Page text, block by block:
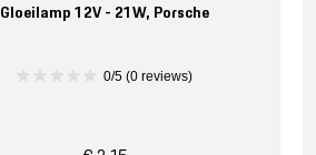
Gloeilamp 12V - 21W, Porsche
0/5 (0 reviews)